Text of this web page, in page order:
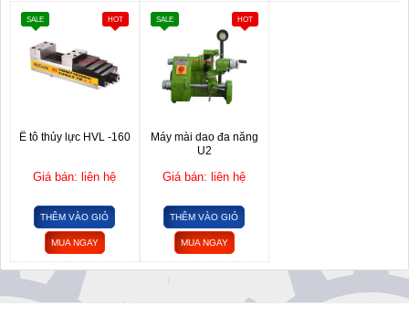
HOT
SALE
Ê tô thủy lực HVL -160
Giá bán: liên hệ
THÊM VÀO GIỎ
MUA NGAY
HOT
SALE
Máy mài dao đa năng
U2
Giá bán: liên hệ
THÊM VÀO GIỎ
MUA NGAY